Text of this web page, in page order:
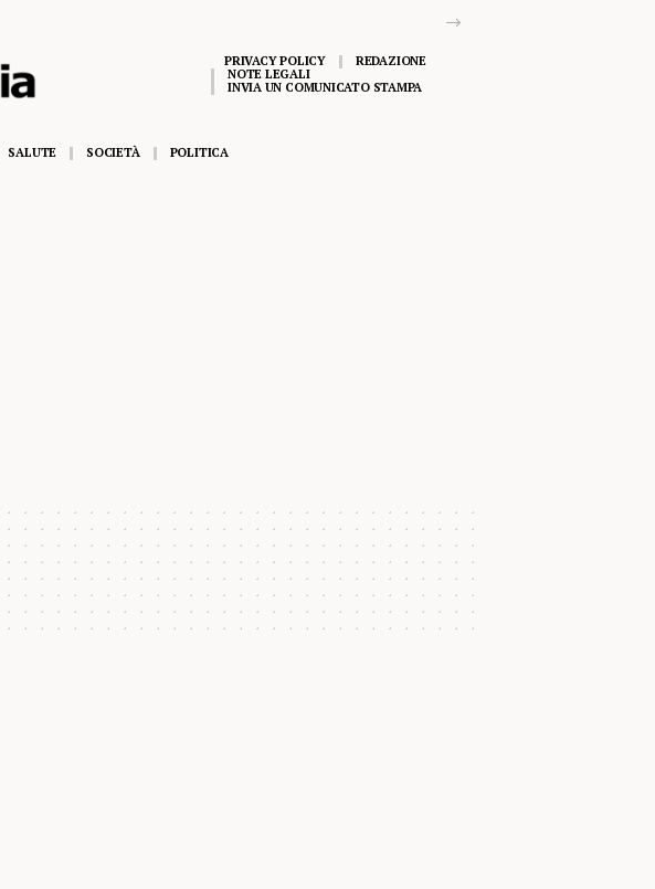
PRIVACY POLICY
REDAZIONE
NOTE LEGALI
INVIA UN COMUNICATO STAMPA
SALUTE SOCIETÀ POLITICA